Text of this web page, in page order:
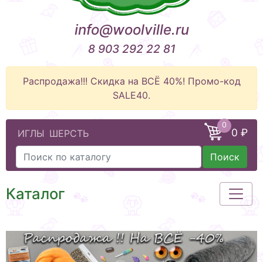
info@woolville.ru
8 903 292 22 81
Распродажа!!! Скидка на ВСЁ 40%! Промо-код
SALE40.
ИГЛЫ ШЕРСТЬ
0
0 ₽
Поиск
Каталог